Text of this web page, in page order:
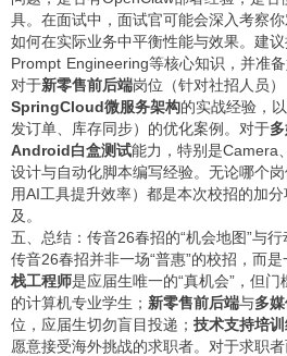
具。在面试中，面试官可能会深入考察
如何在实际业务中平衡性能与效果。建
Prompt Engineering等核心知识，并准备
对于新零售前后端岗位（针对社招人员
SpringCloud微服务架构的实战经验，
发订单、库存同步）的优化案例。对于
Android白盒测试能力，特别是Camera
设计与自动化脚本编写经验。无论哪个岗
用AI工具提升效率）都是本次校招的加
及。
五、总结：传音26春招的“机会地图”与
传音26春招并非一场“普惠”的校招，而是
栈工程师是应届生唯一的“真机会”，但
的计算机专业学生； 新零售前后端与多
位，应届生切勿盲目投递； 技术支持培
愿意接受海外挑战的求职者。对于求职